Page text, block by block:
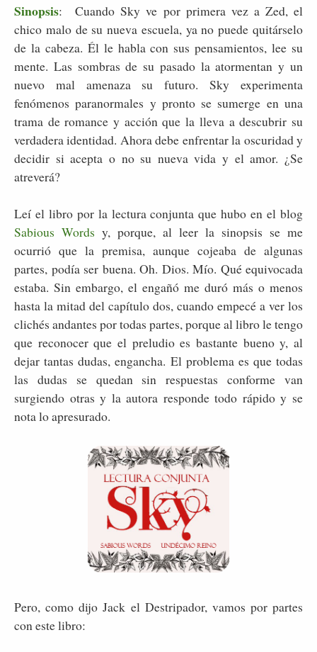
Sinopsis:
Cuando Sky ve por primera vez a Zed, el
chico malo de su nueva escuela, ya no puede quitárselo
de la cabeza. Él le habla con sus pensamientos, lee su
mente. Las sombras de su pasado la atormentan y un
nuevo mal amenaza su futuro. Sky experimenta
fenómenos paranormales y pronto se sumerge en una
trama de romance y acción que la lleva a descubrir su
verdadera identidad. Ahora debe enfrentar la oscuridad y
decidir si acepta o no su nueva vida y el amor. ¿Se
atreverá?
Leí el libro por la lectura conjunta que hubo en el blog
Sabious Words y, porque, al leer la sinopsis se me
ocurrió que la premisa, aunque cojeaba de algunas
partes, podía ser buena. Oh. Dios. Mío. Qué equivocada
estaba. Sin embargo, el engañó me duró más o menos
hasta la mitad del capítulo dos, cuando empecé a ver los
clichés andantes por todas partes, porque al libro le tengo
que reconocer que el preludio es bastante bueno y, al
dejar tantas dudas, engancha. El problema es que todas
las dudas se quedan sin respuestas conforme van
surgiendo otras y la autora responde todo rápido y se
nota lo apresurado.
Pero, como dijo Jack el Destripador, vamos por partes
con este libro: